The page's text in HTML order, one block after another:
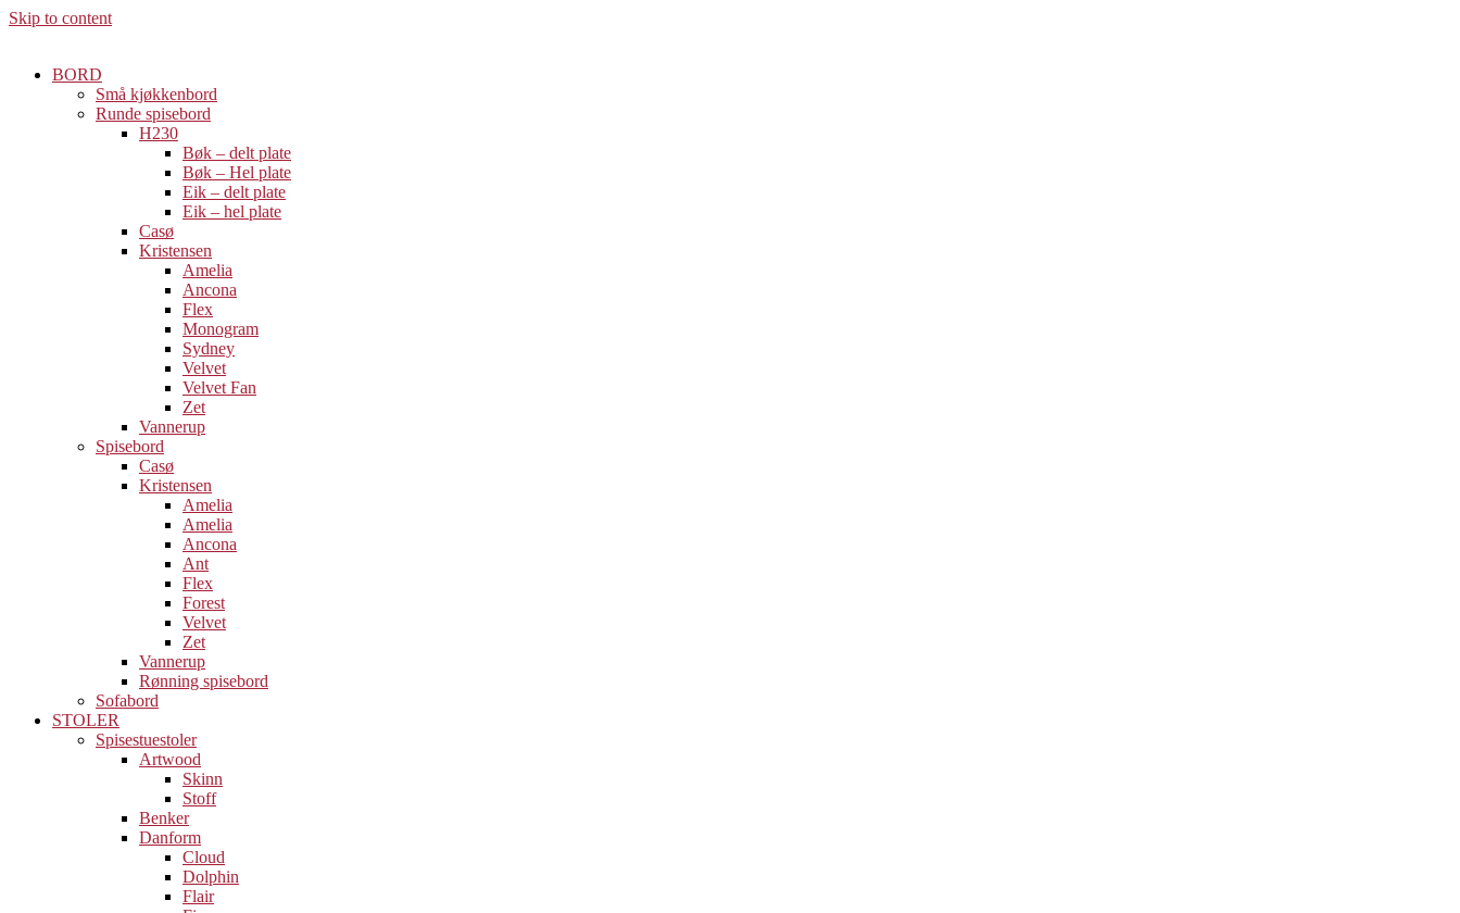
Skip to content
BORD
Små kjøkkenbord
Runde spisebord
H230
Bøk – delt plate
Bøk – Hel plate
Eik – delt plate
Eik – hel plate
Casø
Kristensen
Amelia
Ancona
Flex
Monogram
Sydney
Velvet
Velvet Fan
Zet
Vannerup
Spisebord
Casø
Kristensen
Amelia
Amelia
Ancona
Ant
Flex
Forest
Velvet
Zet
Vannerup
Rønning spisebord
Sofabord
STOLER
Spisestuestoler
Artwood
Skinn
Stoff
Benker
Danform
Cloud
Dolphin
Flair